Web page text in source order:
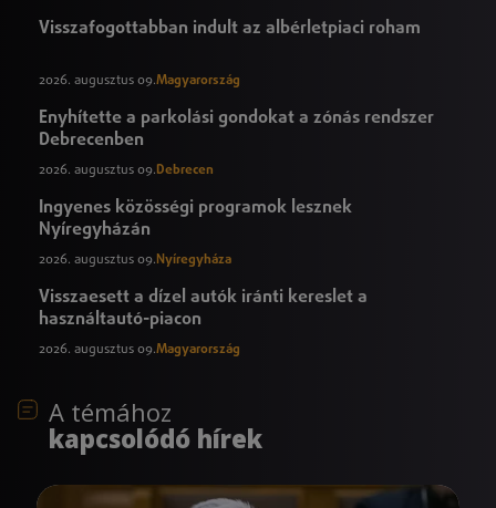
Visszafogottabban indult az albérletpiaci roham
2026. augusztus 09.Magyarország
Enyhítette a parkolási gondokat a zónás rendszer
Debrecenben
2026. augusztus 09.Debrecen
Ingyenes közösségi programok lesznek
Nyíregyházán
2026. augusztus 09. Nyíregyháza
Visszaesett a dízel autók iránti kereslet a
használtautó-piacon
2026. augusztus 09.Magyarország
A témához
kapcsolódó hírek